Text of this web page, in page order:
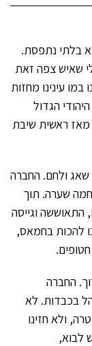
היא בלתי נתפסת.
בלי שאיש צפה זאת
עינינו מחזות
הגדול
מאז ראשית שיבת
הישראלי קם, שאג ולחם. החברה
שערה. תוך
התאוששה וגייסה
להכות בחמאס,
ובדכדוך. החברה
בכבדות. לא
ולא חזינו
לבוא,